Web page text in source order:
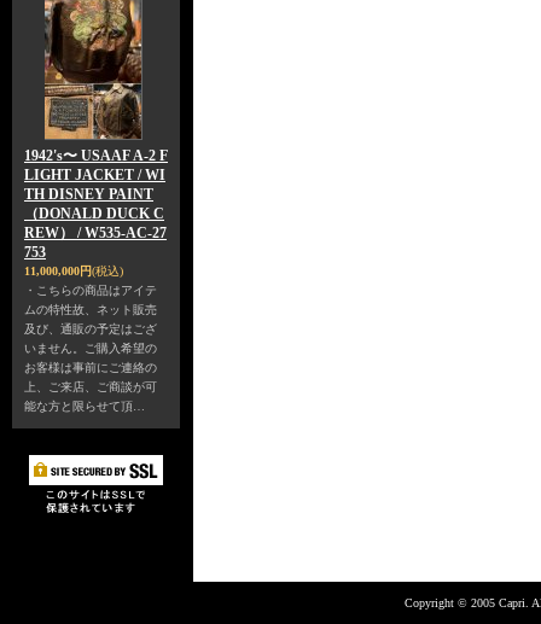
1942's〜 USAAF A-2 F
LIGHT JACKET / WI
TH DISNEY PAINT
（DONALD DUCK C
REW） / W535-AC-27
753
11,000,000円(税込)
・こちらの商品はアイテ
ムの特性故、ネット販売
及び、通販の予定はござ
いません。ご購入希望の
お客様は事前にご連絡の
上、ご来店、ご商談が可
能な方と限らせて頂…
Copyright © 2005 Capri.